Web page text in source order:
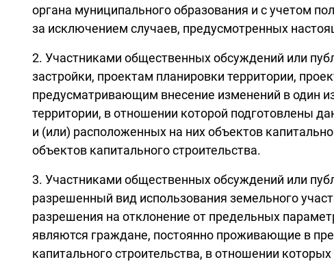
органа муниципального образования и с учетом
за исключением случаев, предусмотренных
2. Участниками общественных обсуждений или
застройки, проектам планировки территории,
предусматривающим внесение изменений в один
территории, в отношении которой подготовлены
и (или) расположенных на них объектов
объектов капитального строительства.
3. Участниками общественных обсуждений или
разрешенный вид использования земельного
разрешения на отклонение от предельных
являются граждане, постоянно проживающие в
капитального строительства, в отношении